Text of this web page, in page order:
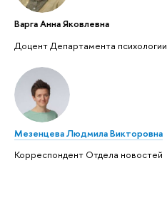
Варга Анна Яковлевна
Доцент Департамента психологии
Мезенцева Людмила Викторовна
Корреспондент Отдела новостей